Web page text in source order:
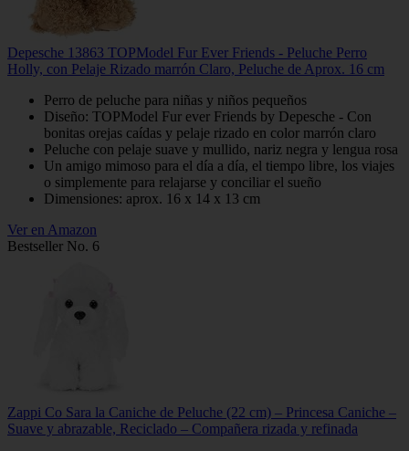
Depesche 13863 TOPModel Fur Ever Friends - Peluche Perro
Holly, con Pelaje Rizado marrón Claro, Peluche de Aprox. 16 cm
Perro de peluche para niñas y niños pequeños
Diseño: TOPModel Fur ever Friends by Depesche - Con
bonitas orejas caídas y pelaje rizado en color marrón claro
Peluche con pelaje suave y mullido, nariz negra y lengua rosa
Un amigo mimoso para el día a día, el tiempo libre, los viajes
o simplemente para relajarse y conciliar el sueño
Dimensiones: aprox. 16 x 14 x 13 cm
Ver en Amazon
Bestseller No. 6
Zappi Co Sara la Caniche de Peluche (22 cm) – Princesa Caniche –
Suave y abrazable, Reciclado – Compañera rizada y refinada